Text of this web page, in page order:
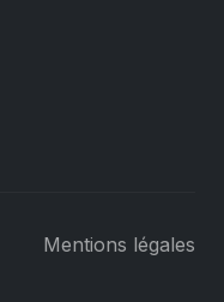
Mentions légales